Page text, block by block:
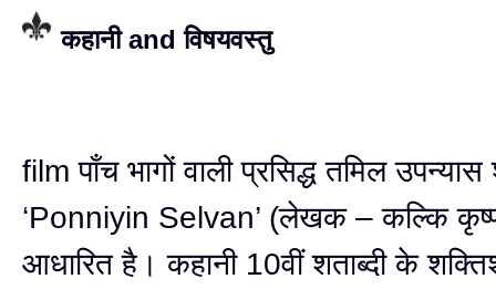
कहानी and विषयवस्तु
film पाँच भागों वाली प्रसिद्ध तमिल
‘Ponniyin Selvan’ (लेखक – कल्कि
आधारित है। कहानी 10वीं शताब्दी के